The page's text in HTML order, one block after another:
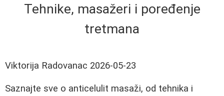
Tehnike, masažeri i poređenje
tretmana
Viktorija Radovanac 2026-05-23
Saznajte sve o anticelulit masaži, od tehnika i